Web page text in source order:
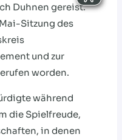
Duhnen gereist.
Sitzung des
und zur
worden.
während
die Spielfreude,
in denen